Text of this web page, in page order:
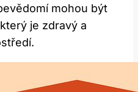
mohou být
je zdravý a